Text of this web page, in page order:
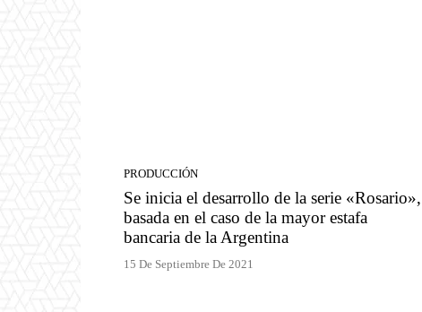
PRODUCCIÓN
Se inicia el desarrollo de la serie «Rosario»,
basada en el caso de la mayor estafa
bancaria de la Argentina
15 De Septiembre De 2021